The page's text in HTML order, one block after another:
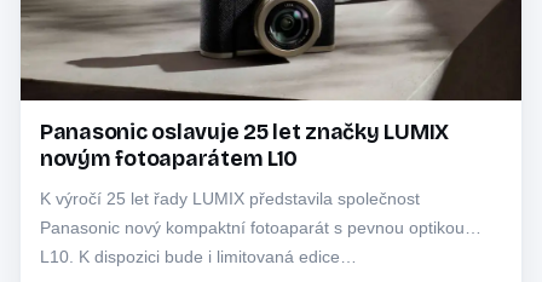
Panasonic oslavuje 25 let značky LUMIX
novým fotoaparátem L10
K výročí 25 let řady LUMIX představila společnost
Panasonic nový kompaktní fotoaparát s pevnou optikou
L10. K dispozici bude i limitovaná edice…